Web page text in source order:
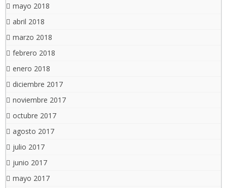
mayo 2018
abril 2018
marzo 2018
febrero 2018
enero 2018
diciembre 2017
noviembre 2017
octubre 2017
agosto 2017
julio 2017
junio 2017
mayo 2017